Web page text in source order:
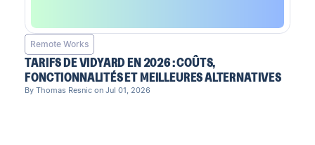
Remote Works
TARIFS DE VIDYARD EN 2026 : COÛTS,
FONCTIONNALITÉS ET MEILLEURES ALTERNATIVES
By Thomas Resnic on Jul 01, 2026